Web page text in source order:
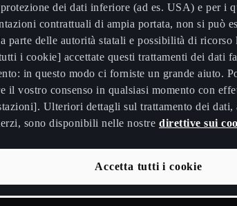
restare
novità di CUPRA?
Registrateti qui!
dei dati inferiore (ad es. USA) e per i
contrattuali di ampia portata, non si può
parte delle autorità statali e possibilità di
i cookie] accettate questi trattamenti dei dati
in questo modo ci forniste un grande aiuto.
il vostro consenso in qualsiasi momento con
Ulteriori dettagli sul trattamento dei dati,
sono disponibili nelle nostre direttive sui
Accetta tutti i cookie